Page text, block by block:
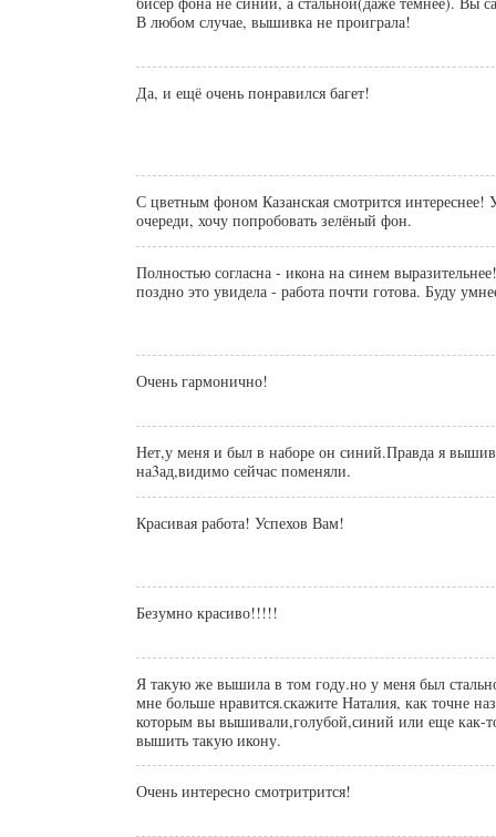
В любом случае, вышивка не проиграла!
Да, и ещё очень понравился багет!
С цветным фоном Казанская смотрится интереснее!
очереди, хочу попробовать зелёный фон.
Полностью согласна - икона на синем
поздно это увидела - работа почти готова. Буду
Очень гармонично!
Нет,у меня и был в наборе он синий.Правда я
на3ад,видимо сейчас поменяли.
Красивая работа! Успехов Вам!
Безумно красиво!!!!!
Я такую же вышила в том году.но у меня был
мне больше нравится.скажите Наталия, как точне
которым вы вышивали,голубой,синий или еще как-
вышить такую икону.
Очень интересно смотритрится!